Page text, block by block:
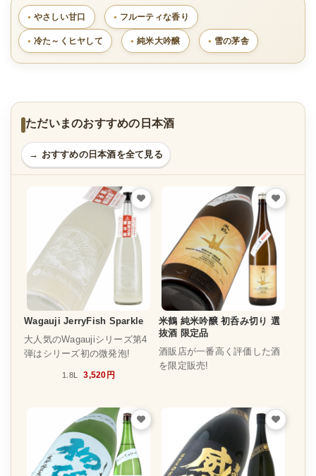
やさしい甘口 フルーティな香り
冷た～くヒヤして 純米大吟醸 雪の茅舎
ただいまのおすすめの日本酒
→ おすすめの日本酒を全て見る
Wagauji JerryFish Sparkle
大人気のWagaujiシリーズ第4
弾はシリーズ初の微発泡!
1.8L 3,520円
米鶴 純米吟醸 初呑み切り 選
抜酒 限定品
酒販店が一番高く評価した酒
を限定販売!